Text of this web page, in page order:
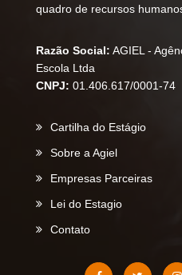
quadro de recursos
Razão Social: AGIEL -
Escola Ltda
CNPJ: 01.406.617/0001-74
Cartilha do Estágio
Sobre a Agiel
Empresas Parceiras
Lei do Estagio
Contato